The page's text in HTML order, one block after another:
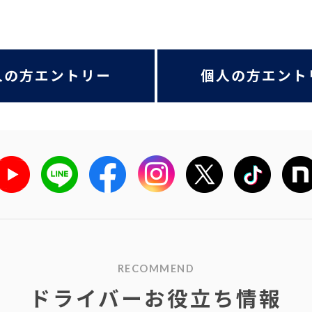
方エントリー 個人の方エント
RECOMMEND
ドライバーお役立ち情報